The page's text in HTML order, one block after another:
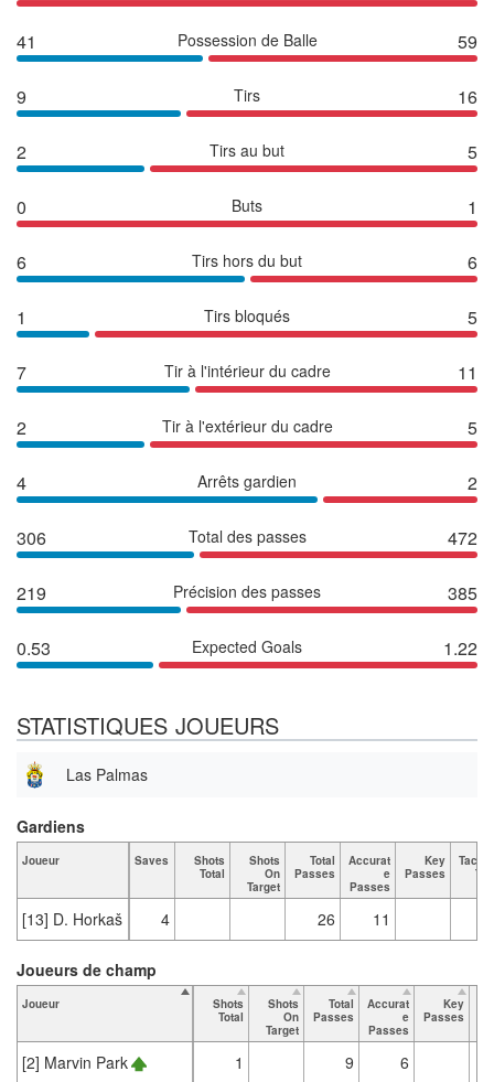
41 Possession de Balle 59
9 Tirs 16
2 Tirs au but 5
0 Buts 1
6 Tirs hors du but 6
1 Tirs bloqués 5
7 Tir à l'intérieur du cadre 11
2 Tir à l'extérieur du cadre 5
4 Arrêts gardien 2
306 Total des passes 472
219 Précision des passes 385
0.53 Expected Goals 1.22
STATISTIQUES JOUEURS
Las Palmas
Joueur Saves
Shots
Total
Shots
On
Target
Total
Passes
Accurat
e
Passes
Key
Passes
[13] D. Horkaš 4 26 11
Gardiens
Joueur
Shots
Total
Shots
On
Target
Total
Passes
Accurat
e
Passes
Key
Passes
[2] Marvin Park 1 9
6
Joueurs de champ